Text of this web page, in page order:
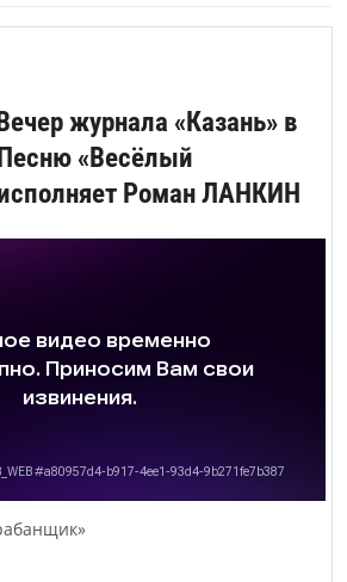
журнала «Казань» в
«Весёлый
Роман ЛАНКИН
ТАССР.